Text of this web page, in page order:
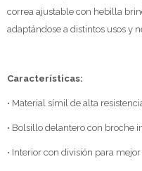
correa ajustable con hebilla
adaptándose a distintos usos y
Características:
• Material símil de alta
• Bolsillo delantero con broche
• Interior con división para